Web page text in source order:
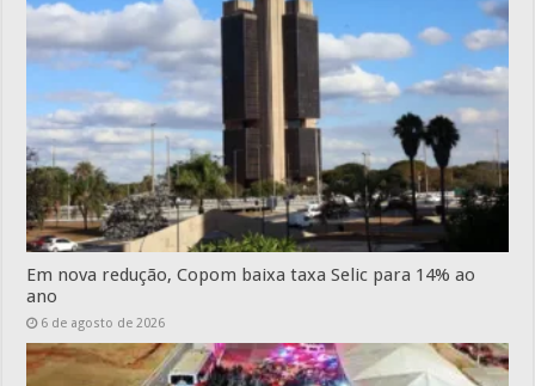
Em nova redução, Copom baixa taxa Selic para 14% ao
ano
6 de agosto de 2026